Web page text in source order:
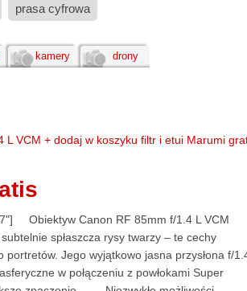
prasa cyfrowa
kamery drony
Obiektyw Canon RF 85mm f/1.4 L VCM
spłaszcza rysy twarzy – te cechy
Jego wyjątkowo jasna przysłona f/
w połączeniu z powłokami Super